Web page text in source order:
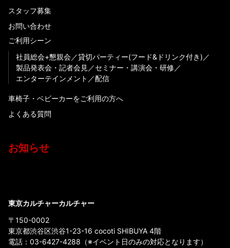
スタッフ募集
お問い合わせ
ご利用シーン
社員総会+懇親会
貸切パーティー(フード&ドリンク付き)
製品発表会・記者会見
セミナー・講演会・研修
エンターテインメント
配信
車椅子・ベビーカーをご利用の方へ
よくある質問
お知らせ
東京カルチャーカルチャー
〒150-0002
東京都渋谷区渋谷1-23-16 cocoti SHIBUYA 4階
電話： 03-6427-4288 （※イベント日のみの対応となります）